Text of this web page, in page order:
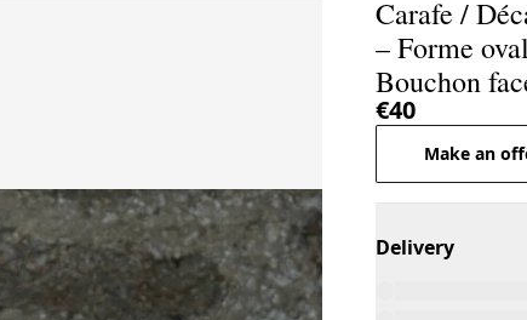
Carafe /
– Forme
Bouchon
€40
Make an
Delivery